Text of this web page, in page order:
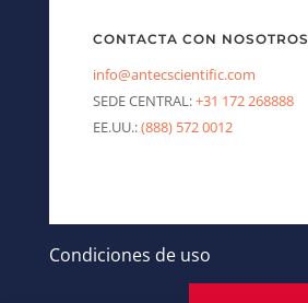
CONTACTA CON NOSOTROS
info@antecscientific.com
SEDE CENTRAL:+31 172 268888
EE.UU.:(888) 572 0012
Condiciones de uso